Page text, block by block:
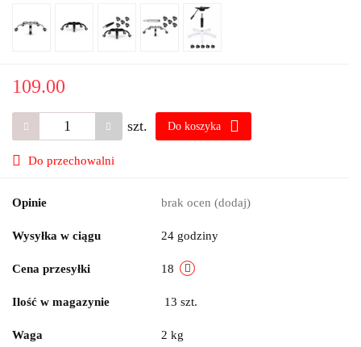
109.00
szt. Do koszyka
Do przechowalni
Opinie brak ocen (dodaj)
Wysyłka w ciągu 24 godziny
Cena przesyłki 18
Ilość w magazynie 13 szt.
Waga 2 kg